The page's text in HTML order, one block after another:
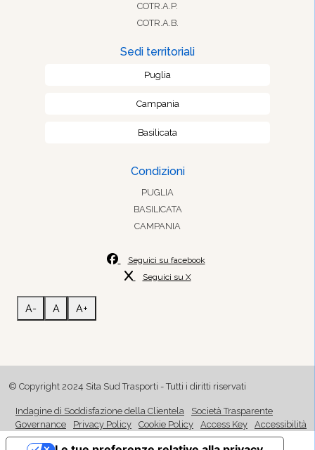
COTR.A.P.
COTR.A.B.
Sedi territoriali
Puglia
Campania
Basilicata
Condizioni
PUGLIA
BASILICATA
CAMPANIA
Seguici su facebook
Seguici su X
A- A A+
© Copyright 2024 Sita Sud Trasporti - Tutti i diritti riservati
Indagine di Soddisfazione della Clientela
Società Trasparente
Governance
Privacy Policy Cookie Policy Access Key Accessibilità